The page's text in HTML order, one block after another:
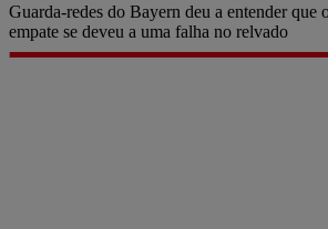
Guarda-redes do Bayern deu a entender que
empate se deveu a uma falha no relvado